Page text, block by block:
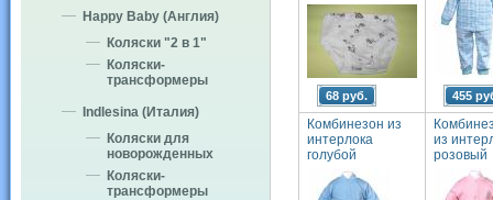
Happy Baby (Англия)
Коляски "2 в 1"
Коляски-
трансформеры
Indlesina (Италия)
Коляски для
новорожденных
Коляски-
трансформеры
68 руб. 455
Комбинезон из
интерлока
голубой
из
розовый